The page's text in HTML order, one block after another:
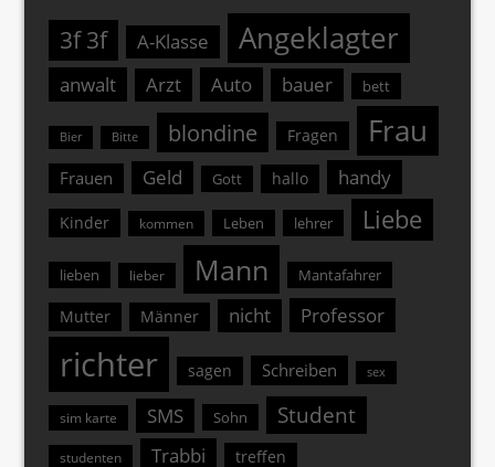
3f 3f A-Klasse Angeklagter
anwalt Arzt Auto bauer bett
Bier Bitte blondine Fragen Frau
Frauen Geld Gott hallo handy
Kinder kommen Leben lehrer Liebe
lieben lieber Mann Mantafahrer
Mutter Männer nicht Professor
richter sagen Schreiben sex
sim karte SMS Sohn Student
studenten Trabbi treffen